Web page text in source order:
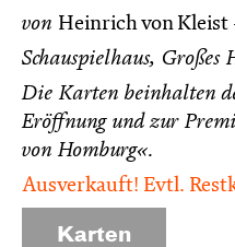
von Heinrich von Kleist
Schauspielhaus, Großes
Die Karten beinhalten
Eröffnung und zur
von Homburg«.
Ausverkauft! Evtl.
Karten